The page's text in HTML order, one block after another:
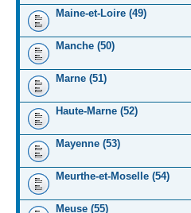
Maine-et-Loire (49)
Manche (50)
Marne (51)
Haute-Marne (52)
Mayenne (53)
Meurthe-et-Moselle (54)
Meuse (55)